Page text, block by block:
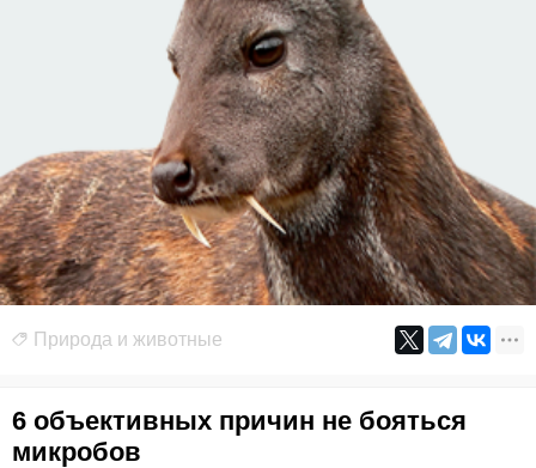
Природа и животные
6 объективных причин не бояться
микробов